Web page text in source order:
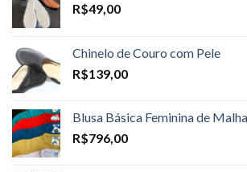
R$49,00
Chinelo de Couro com Pele
R$139,00
Blusa Básica Feminina de
R$796,00